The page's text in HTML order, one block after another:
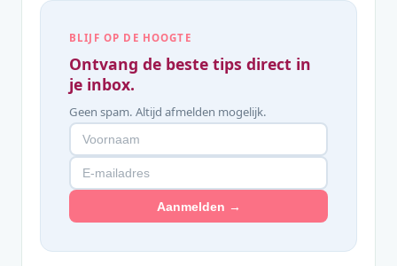
BLIJF OP DE HOOGTE
Ontvang de beste tips direct in
je inbox.
Geen spam. Altijd afmelden mogelijk.
Aanmelden →